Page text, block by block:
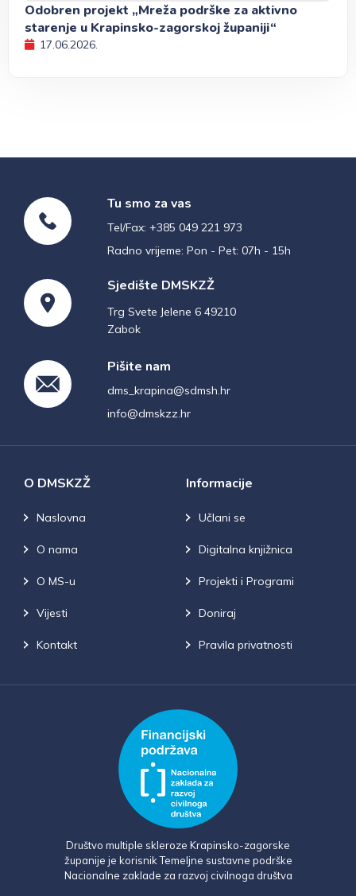
Odobren projekt „Mreža podrške za aktivno
starenje u Krapinsko-zagorskoj županiji“
17.06.2026.
Tu smo za vas
Tel/Fax: +385 049 221 973
Radno vrijeme: Pon - Pet: 07h - 15h
Sjedište DMSKZŽ
Trg Svete Jelene 6 49210
Zabok
Pišite nam
dms_krapina@sdmsh.hr
info@dmskzz.hr
Društvo multiple skleroze Krapinsko-zagorske
županije je korisnik Temeljne sustavne podrške
Nacionalne zaklade za razvoj civilnoga društva
O DMSKZŽ
Naslovna
O nama
O MS-u
Vijesti
Kontakt
Informacije
Učlani se
Digitalna knjižnica
Projekti i Programi
Doniraj
Pravila privatnosti